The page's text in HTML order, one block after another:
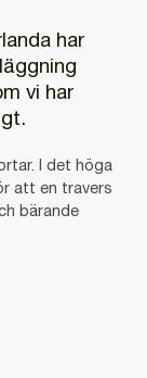
har
vi har
I det höga
att en travers
bärande